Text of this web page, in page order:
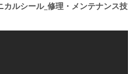
カルシール_修理・メンテナンス技